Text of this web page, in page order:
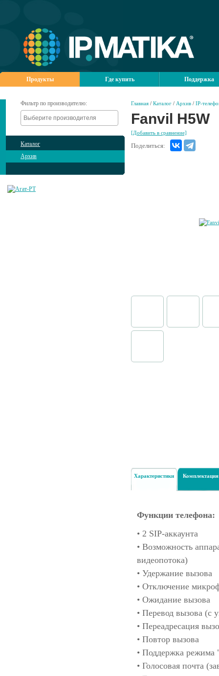
Продукты Где купить Поддержка
Фильтр по производителю:
Каталог
Архив
Главная / Каталог / Архив / IP-
Fanvil H5W
[Добавить в сравнение]
Поделиться:
Характеристики Комплектация
Функции телефона:
• 2 SIP-аккаунта
• Возможность
видеопотока)
• Удержание вызова
• Отключение
• Ожидание вызова
• Перевод вызова (с
• Переадресация
• Повтор вызова
• Поддержка режима
• Голосовая почта